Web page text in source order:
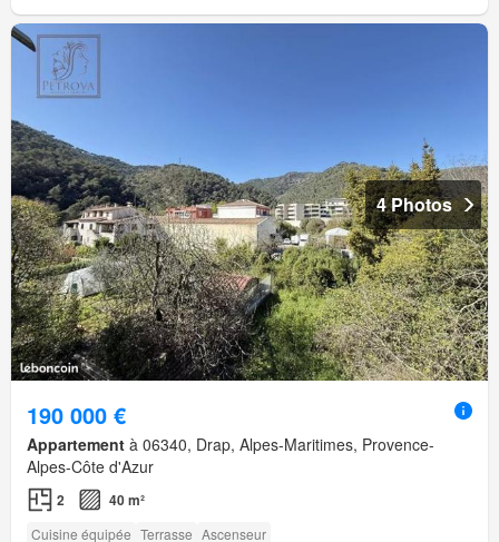
4 Photos
190 000 €
Appartement à 06340, Drap, Alpes-Maritimes, Provence-
Alpes-Côte d'Azur
2 40 m²
Cuisine équipée Terrasse Ascenseur